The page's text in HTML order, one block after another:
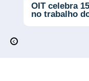
OIT celebra
no trabalho